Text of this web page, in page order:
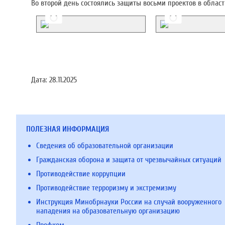
Во второй день состоялись защиты восьми проектов в
Дата: 28.11.2025
ПОЛЕЗНАЯ ИНФОРМАЦИЯ
Сведения об образовательной организации
Гражданская оборона и защита от чрезвычайных ситуаций
Противодействие коррупции
Противодействие терроризму и экстремизму
Инструкция Минобрнауки России на случай вооруженного
нападения на образовательную организацию